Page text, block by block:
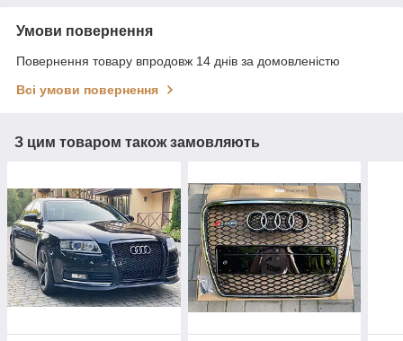
Умови повернення
Повернення товару впродовж 14 днів за домовленістю
Всі умови повернення
З цим товаром також замовляють